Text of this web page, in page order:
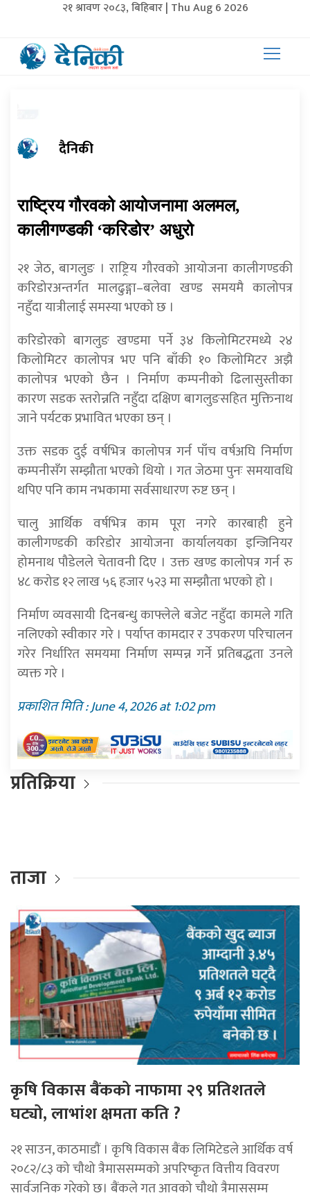
२१ श्रावण २०८३, बिहिबार | Thu Aug 6 2026
दैनिकी
राष्ट्रिय गौरवको आयोजनामा अलमल,
कालीगण्डकी ‘करिडोर’ अधुरो
२१ जेठ, बागलुङ । राष्ट्रिय गौरवको आयोजना कालीगण्डकी
करिडोरअन्तर्गत मालढुङ्गा–बलेवा खण्ड समयमै कालोपत्र
नहुँदा यात्रीलाई समस्या भएको छ ।
करिडोरको बागलुङ खण्डमा पर्ने ३४ किलोमिटरमध्ये २४
किलोमिटर कालोपत्र भए पनि बाँकी १० किलोमिटर अझै
कालोपत्र भएको छैन । निर्माण कम्पनीको ढिलासुस्तीका
कारण सडक स्तरोन्नति नहुँदा दक्षिण बागलुङसहित मुक्तिनाथ
जाने पर्यटक प्रभावित भएका छन् ।
उक्त सडक दुई वर्षभित्र कालोपत्र गर्न पाँच वर्षअघि निर्माण
कम्पनीसँग सम्झौता भएको थियो । गत जेठमा पुनः समयावधि
थपिए पनि काम नभकामा सर्वसाधारण रुष्ट छन् ।
चालु आर्थिक वर्षभित्र काम पूरा नगरे कारबाही हुने
कालीगण्डकी करिडोर आयोजना कार्यालयका इन्जिनियर
होमनाथ पौडेलले चेतावनी दिए । उक्त खण्ड कालोपत्र गर्न रु
४८ करोड १२ लाख ५६ हजार ५२३ मा सम्झौता भएको हो ।
निर्माण व्यवसायी दिनबन्धु काफ्लेले बजेट नहुँदा कामले गति
नलिएको स्वीकार गरे । पर्याप्त कामदार र उपकरण परिचालन
गरेर निर्धारित समयमा निर्माण सम्पन्न गर्ने प्रतिबद्धता उनले
व्यक्त गरे ।
प्रकाशित मिति : June 4, 2026 at 1:02 pm
प्रतिक्रिया
ताजा
कृषि विकास बैंकको नाफामा २९ प्रतिशतले
घट्यो, लाभांश क्षमता कति ?
२१ साउन, काठमाडाैं । कृषि विकास बैंक लिमिटेडले आर्थिक वर्ष
२०८२/८३ को चौथो त्रैमाससम्मको अपरिष्कृत वित्तीय विवरण
सार्वजनिक गरेको छ। बैंकले गत आवको चौथो त्रैमाससम्म